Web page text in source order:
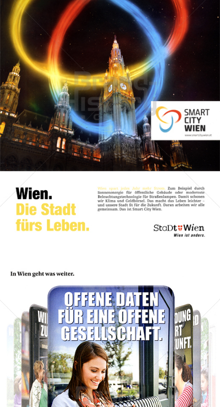
Stadt Wien STADT WIEN PID 2013